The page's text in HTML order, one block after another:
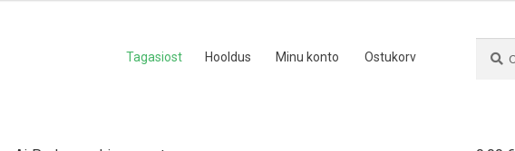
Tagasiost Hooldus Minu konto Ostukorv